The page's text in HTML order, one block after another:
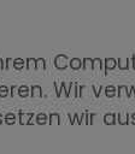
Wir
wir